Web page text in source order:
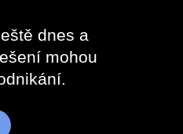
dnes a
mohou